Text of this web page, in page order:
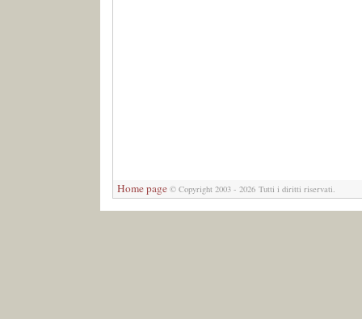
Home page © Copyright 2003 - 2026 Tutti i diritti riservati.